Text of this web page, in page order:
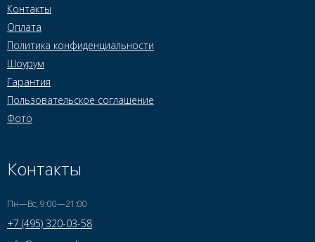
Контакты
Оплата
Политика конфиденциальности
Шоурум
Гарантия
Пользовательское соглашение
Фото
Контакты
Пн—Вс, 9:00—21:00
+7 (495) 320-03-58